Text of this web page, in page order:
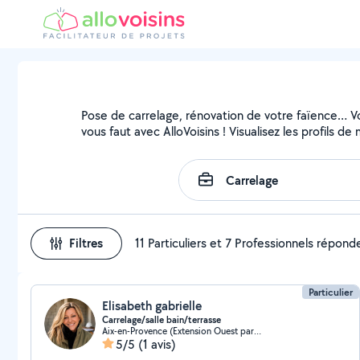
Pose de carrelage, rénovation de votre faïence…
vous faut avec AlloVoisins ! Visualisez les profils
Filtres 11 Particuliers et 7 Professionnels
Particulier
Elisabeth gabrielle
Carrelage/salle bain/terrasse
Aix-en-Provence (Extension Ouest partie est)
5/5 (1 avis)